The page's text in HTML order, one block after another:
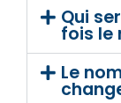
Qui
fois le
Le